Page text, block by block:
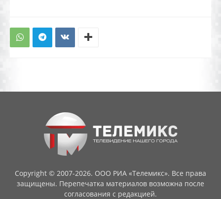
Copyright © 2007-2026. ООО РИА «Телемикс». Все права
защищены. Перепечатка материалов возможна после
согласования с редакцией.